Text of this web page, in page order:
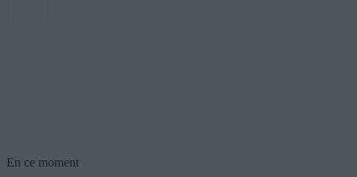
En ce moment